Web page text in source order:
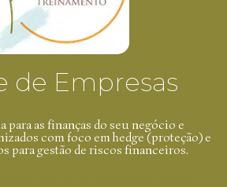
de Empresas
para as finanças do seu negócio e
com foco em hedge (proteção) e
para gestão de riscos financeiros.